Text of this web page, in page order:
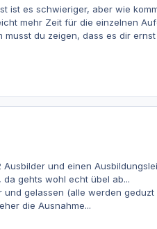
ist es schwieriger, aber wie
mehr Zeit für die einzelnen
du zeigen, dass es dir
und einen
gehts wohl echt übel ab...
gelassen (alle werden geduzt
die Ausnahme...